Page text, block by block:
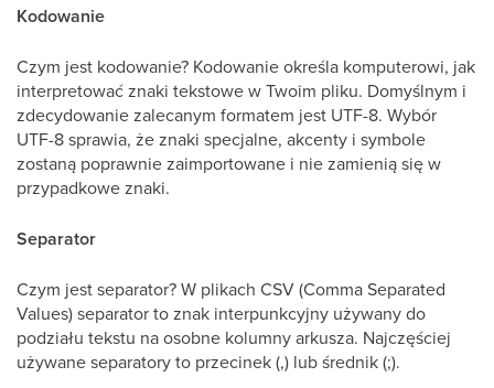
Kodowanie
Czym jest kodowanie? Kodowanie określa komputerowi, jak
interpretować znaki tekstowe w Twoim pliku. Domyślnym i
zdecydowanie zalecanym formatem jest UTF-8. Wybór
UTF-8 sprawia, że znaki specjalne, akcenty i symbole
zostaną poprawnie zaimportowane i nie zamienią się w
przypadkowe znaki.
Separator
Czym jest separator? W plikach CSV (Comma Separated
Values) separator to znak interpunkcyjny używany do
podziału tekstu na osobne kolumny arkusza. Najczęściej
używane separatory to przecinek (,) lub średnik (;).